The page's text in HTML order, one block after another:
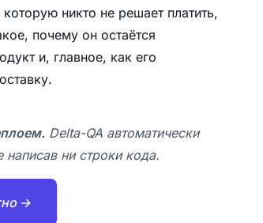
никто не решает платить,
почему он остаётся
и, главное, как его
Delta-QA автоматически
написав ни строки кода.
→